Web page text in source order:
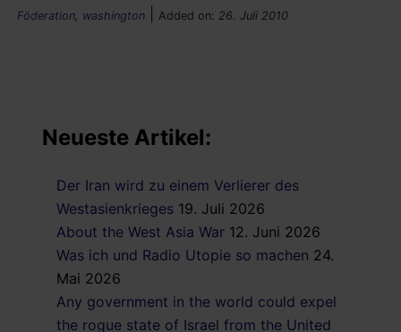
Föderation washington Added on: 26. Juli 2010
Neueste Artikel:
Der Iran wird zu einem Verlierer des
Westasienkrieges 19. Juli 2026
About the West Asia War 12. Juni 2026
Was ich und Radio Utopie so machen 24.
Mai 2026
Any government in the world could expel
the rogue state of Israel from the United